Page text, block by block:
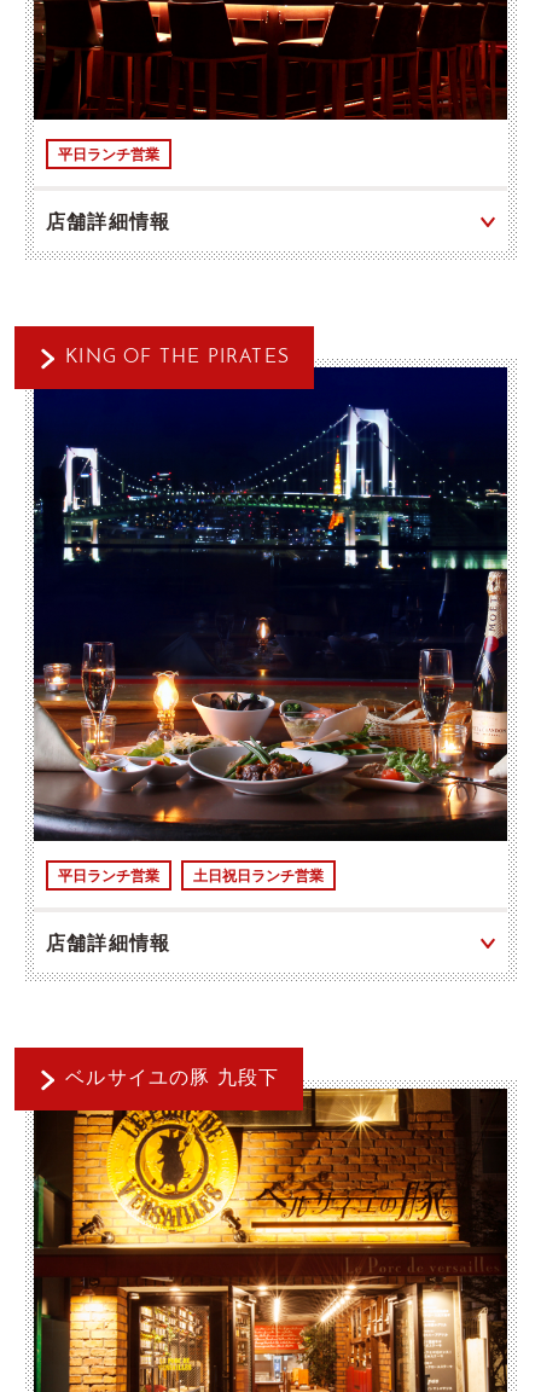
平日ランチ営業
店舗詳細情報
KING OF THE PIRATES
平日ランチ営業 土日祝日ランチ営業
店舗詳細情報
ベルサイユの豚 九段下